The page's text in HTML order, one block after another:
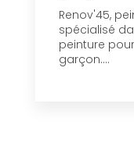
Renov'45,
spécialisé
peinture
garçon....